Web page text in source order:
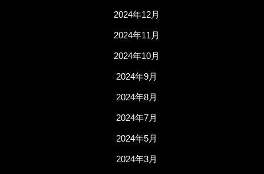
2024年12月
2024年11月
2024年10月
2024年9月
2024年8月
2024年7月
2024年5月
2024年3月